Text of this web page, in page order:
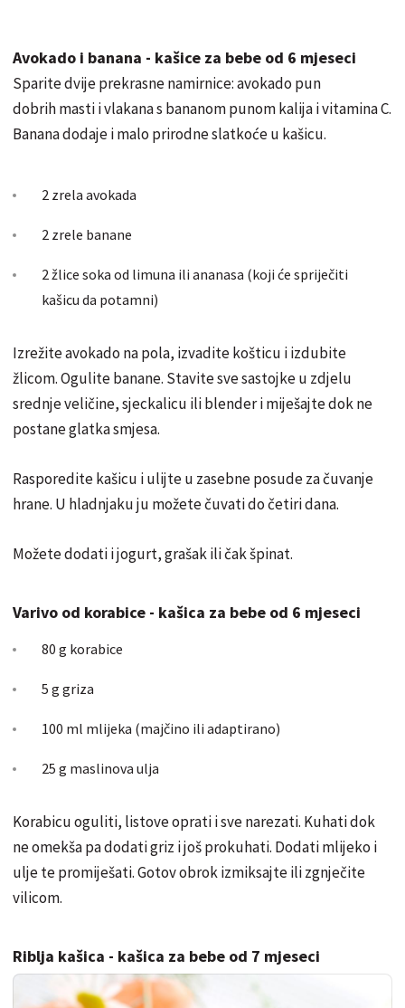
Avokado i banana - kašice za bebe od 6 mjeseci
Sparite dvije prekrasne namirnice: avokado pun
dobrih masti i vlakana s bananom punom kalija i vitamina C.
Banana dodaje i malo prirodne slatkoće u kašicu.
2 zrela avokada
2 zrele banane
2 žlice soka od limuna ili ananasa (koji će spriječiti
kašicu da potamni)
Izrežite avokado na pola, izvadite košticu i izdubite
žlicom. Ogulite banane. Stavite sve sastojke u zdjelu
srednje veličine, sjeckalicu ili blender i miješajte dok ne
postane glatka smjesa.
Rasporedite kašicu i ulijte u zasebne posude za čuvanje
hrane. U hladnjaku ju možete čuvati do četiri dana.
Možete dodati i jogurt, grašak ili čak špinat.
Varivo od korabice - kašica za bebe od 6 mjeseci
80 g korabice
5 g griza
100 ml mlijeka (majčino ili adaptirano)
25 g maslinova ulja
Korabicu oguliti, listove oprati i sve narezati. Kuhati dok
ne omekša pa dodati griz i još prokuhati. Dodati mlijeko i
ulje te promiješati. Gotov obrok izmiksajte ili zgnječite
vilicom.
Riblja kašica - kašica za bebe od 7 mjeseci